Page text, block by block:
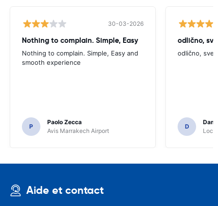
30-03-2026
Nothing to complain. Simple, Easy
Nothing to complain. Simple, Easy and
smooth experience
P
Paolo Zecca
Avis Marrakech Airport
odlično,
odlično, sve
D
Aide et contact